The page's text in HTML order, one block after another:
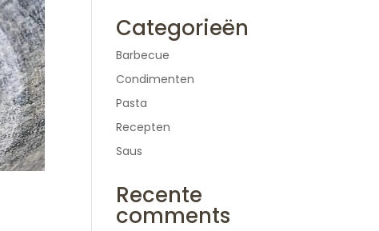
Categorieën
Barbecue
Condimenten
Pasta
Recepten
Saus
Recente
comments